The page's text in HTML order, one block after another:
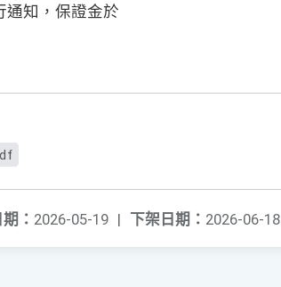
通知，保證金於
下架日期： 2026-06-18
： 2026-05-19 |